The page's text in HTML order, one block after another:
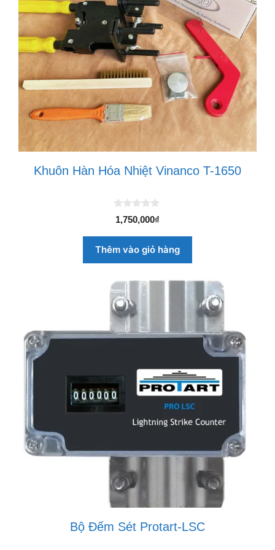
Khuôn Hàn Hóa Nhiệt Vinanco T-1650
0
n
à
1,750,000₫
Thêm vào giỏ hàng
Bộ Đếm Sét Protart-LSC